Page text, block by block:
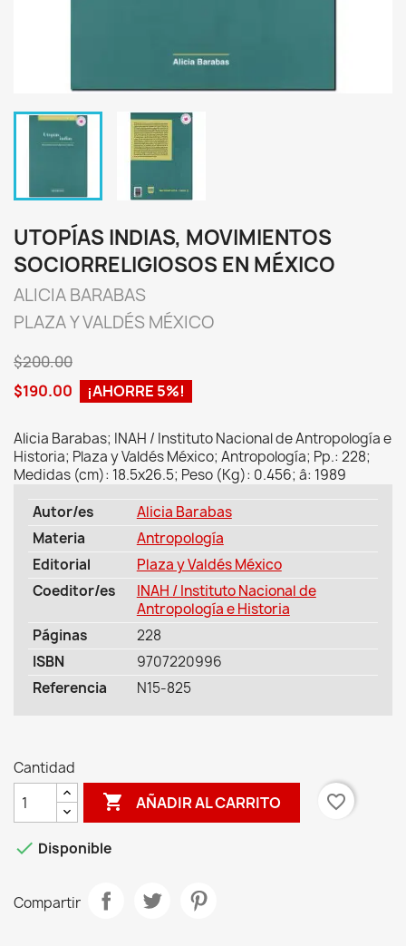
UTOPÍAS INDIAS, MOVIMIENTOS
SOCIORRELIGIOSOS EN MÉXICO
ALICIA BARABAS
PLAZA Y VALDÉS MÉXICO
$200.00
$190.00
¡AHORRE 5%!
Alicia Barabas; INAH / Instituto Nacional de Antropología e
Historia; Plaza y Valdés México; Antropología; Pp.: 228;
Medidas (cm): 18.5x26.5; Peso (Kg): 0.456; â: 1989
Autor/es
Alicia Barabas
Materia
Antropología
Editorial
Plaza y Valdés México
Coeditor/es
INAH / Instituto Nacional de
Antropología e Historia
Páginas
228
ISBN
9707220996
Referencia
N15-825
Cantidad
 AÑADIR AL CARRITO favorite_border
 Disponible
Compartir